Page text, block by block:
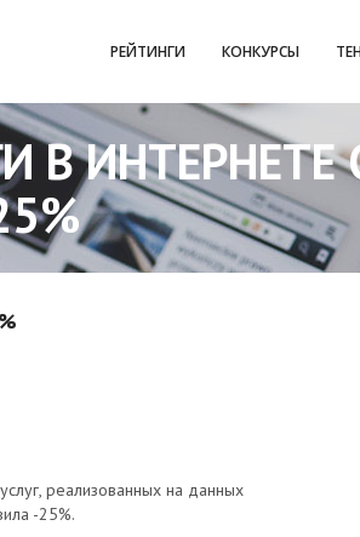
РЕЙТИНГИ КОНКУРСЫ
В
реализованных на данных
-25%.